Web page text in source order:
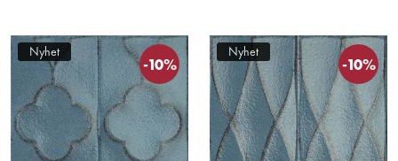
Nyhet
-10%
Nyhet
-10%